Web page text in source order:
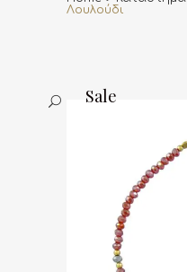
Λουλούδι
Sale